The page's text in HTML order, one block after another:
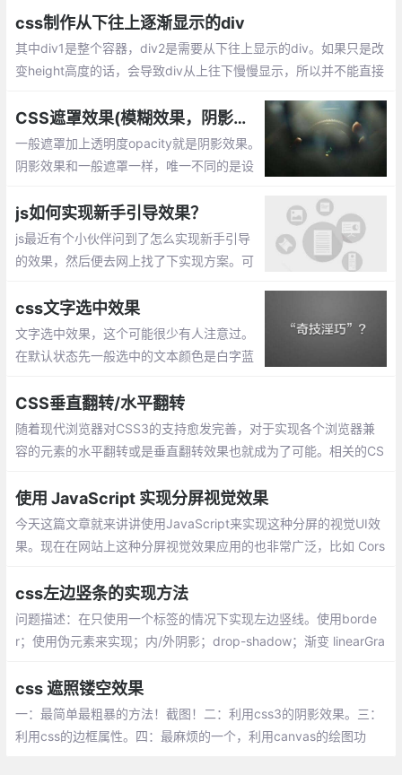
组样式平滑的切换到另一组样式。
css制作从下往上逐渐显示的div
其中div1是整个容器，div2是需要从下往上显示的div。如果只是改
变height高度的话，会导致div从上往下慢慢显示，所以并不能直接
v2达成想要的效果。
CSS遮罩效果(模糊效果，阴影效果，毛玻璃效果)
一般遮罩加上透明度opacity就是阴影效果。
阴影效果和一般遮罩一样，唯一不同的是设
sla()也是可以的。模糊效果(毛玻璃效果) 通
过 filter来实现
js如何实现新手引导效果？
js最近有个小伙伴问到了怎么实现新手引导
的效果，然后便去网上找了下实现方案。可
css文字选中效果
文字选中效果，这个可能很少有人注意过。
在默认状态先一般选中的文本颜色是白字蓝
ion定义元素上的伪选择器，以便在选定元素
时设置其中文本的样式。
CSS垂直翻转/水平翻转
随着现代浏览器对CSS3的支持愈发完善，对于实现各个浏览器兼
容的元素的水平翻转或是垂直翻转效果也就成为了可能。相关的CS
使用 JavaScript 实现分屏视觉效果
今天这篇文章就来讲讲使用JavaScript来实现这种分屏的视觉UI效
果。现在在网站上这种分屏视觉效果应用的也非常广泛，比如 Cors
css左边竖条的实现方法
问题描述：在只使用一个标签的情况下实现左边竖线。使用borde
r；使用伪元素来实现；内/外阴影；drop-shadow；渐变 linearGra
css 遮照镂空效果
一：最简单最粗暴的方法！截图！二：利用css3的阴影效果。三：
利用css的边框属性。四：最麻烦的一个，利用canvas的绘图功